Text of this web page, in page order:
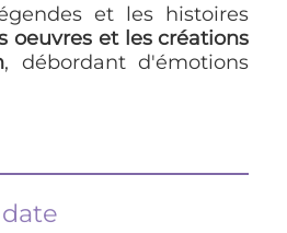
et les histoires
oeuvres et les créations
, débordant d'émotions